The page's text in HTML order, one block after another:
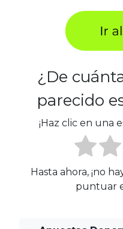
¿De
parecido
¡Haz clic en una
Hasta ahora, ¡no
puntuar